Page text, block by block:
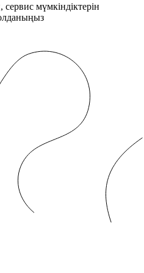
мүмкіндіктерін